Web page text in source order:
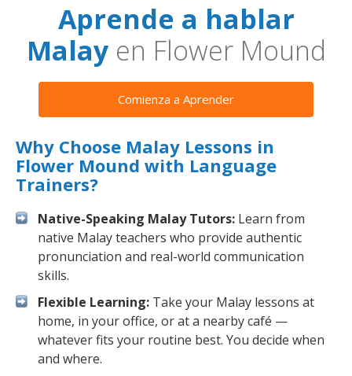
Aprende a hablar
Malayen Flower Mound
Comienza a Aprender
Why Choose Malay Lessons in
Flower Mound with Language
Trainers?
Native-Speaking Malay Tutors: Learn from
native Malay teachers who provide authentic
pronunciation and real-world communication
skills.
Flexible Learning: Take your Malay lessons at
home, in your office, or at a nearby café —
whatever fits your routine best. You decide when
and where.